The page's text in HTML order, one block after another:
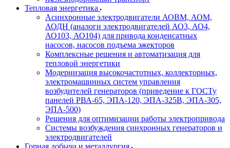
Тепловая энергетика
Асинхронные электродвигатели АОВМ, АОМ,
АОДН (аналоги электродвигателей АО3, АО4,
АО103, АО104) для привода конденсатных
насосов, насосов подъема эжекторов
Комплексные решения и автоматизация для
тепловой энергетики
Модернизация высокочастотных, коллекторных,
электромашинных систем управления
возбудителей генераторов (приведение к ГОСТу
панелей РВА-65, ЭПА-120, ЭПА-325В, ЭПА-305,
ЭПА-500)
Решения для оптимизации работы электропривода
Системы возбуждения синхронных генераторов и
электродвигателей
Горная добыча и металлургия